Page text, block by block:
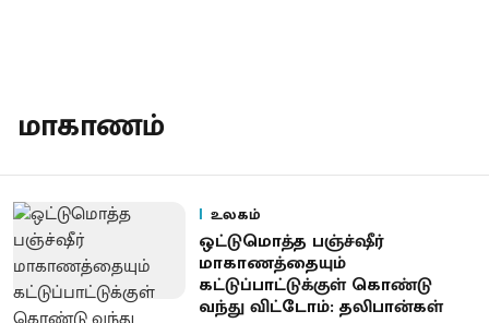
மாகாணம்
உலகம்
ஒட்டுமொத்த பஞ்ச்ஷீர்
மாகாணத்தையும்
கட்டுப்பாட்டுக்குள் கொண்டு
வந்து விட்டோம்: தலிபான்கள்